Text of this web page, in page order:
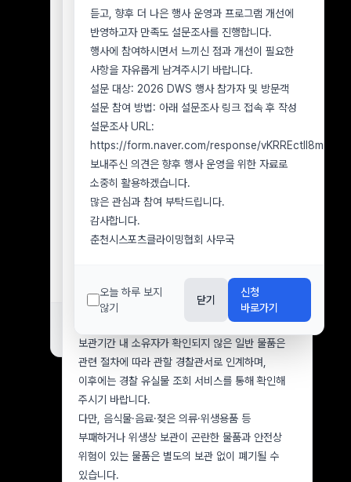
■ 환불 신청 기한
2026년 8월 9일(일)까지
■ 유의사항
환불을 원하시는 참가자께서는 반드시 기한 내 환불
신청을 접수해 주시기 바랍니다.
2026년 8월 9일(일)까지 환불 신청이 접수되지
않은 경우, 환불 의사가 없는 것으로 간주하며
이후에는 참가비 환불이 불가합니다.
환불 신청 시 참가자 성명, 연락처, 환불 계좌번호
및 예금주를 정확히 기재해 주시기 바랍니다.
아직 환불 신청을 하지 않으신 참가자께서는 기한을
확인하시어 반드시 기간 내 접수해 주시기
바랍니다.
1. 분실물 확인 및 문의 방법
분실물 확인을 원하시는 경우 아래 정보를 함께
보내주시기 바랍니다.
분실자 성명 및 연락처
행사 참가 또는 방문 일자
분실한 것으로 추정되는 장소
분실물의 종류, 색상, 브랜드 및 특징 을
알려주십시오.
2. 분실물 수령 방법
분실물은 원칙적으로 본인 확인 후 직접 수령하실
수 있습니다.
부득이하게 택배 수령을 요청하시는 경우 본인
물품임이 확인된 후 착불로 발송할 수 있으며, 배송
과정에서 발생하는 파손이나 분실에 대해서는
3. 분실물 보관기간
행사장에서 습득된 분실물은습득일로부터 7일간
보관기간 내 소유자가 확인되지 않은 일반 물품은
관련 절차에 따라 관할 경찰관서로 인계하며,
이후에는 경찰 유실물 조회 서비스를 통해 확인해
주시기 바랍니다.
다만, 음식물·음료·젖은 의류·위생용품 등
부패하거나 위생상 보관이 곤란한 물품과 안전상
위험이 있는 물품은 별도의 보관 없이 폐기될 수
있습니다.
듣고, 향후 더 나은 행사 운영과 프로그램 개선에
반영하고자 만족도 설문조사를 진행합니다.
행사에 참여하시면서 느끼신 점과 개선이 필요한
사항을 자유롭게 남겨주시기 바랍니다.
설문 대상: 2026 DWS 행사 참가자 및 방문객
설문 참여 방법: 아래 설문조사 링크 접속 후 작성
설문조사 URL:
https://form.naver.com/response/
보내주신 의견은 향후 행사 운영을 위한 자료로
소중히 활용하겠습니다.
많은 관심과 참여 부탁드립니다.
감사합니다.
춘천시스포츠클라이밍협회 사무국
오늘 하루 보지
않기
닫기
신청
바로가기